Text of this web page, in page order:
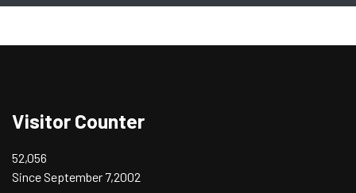
Visitor Counter
52,056
Since September 7,2002